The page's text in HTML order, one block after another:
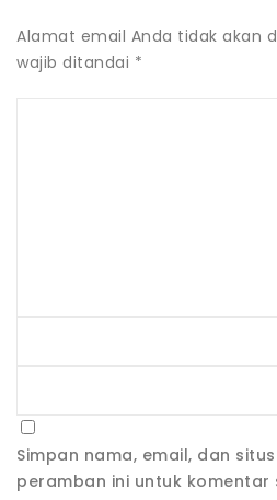
Alamat email Anda tidak akan
wajib ditandai *
Simpan nama, email, dan
peramban ini untuk komentar